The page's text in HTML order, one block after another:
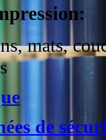
mats,
de